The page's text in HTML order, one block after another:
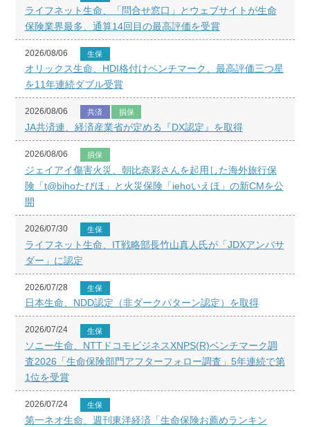
ライフネット生命、「問合せ窓口」とウェブサイトが生命
保険業界最多、通算14回目の最高評価を受賞
2026/08/06 生保
オリックス生命、HDI格付けベンチマーク、最高評価三つ星
を11年連続ダブル受賞
2026/08/06 共済 損保
JA共済連、経済産業省が定める『DX認定』を取得
2026/08/06 損保
ジェイアイ傷害火災、朝比奈彩さんを起用した海外旅行保
険「t@bihoたびほ」と火災保険「iehoいえほ」の新CMを公
開
2026/07/30 生保
ライフネット生命、IT戦略部長竹山真人氏が「JDXアンバサ
ダー」に認定
2026/07/28 生保
日本生命、NDD認定（非ダークパターン認定）を取得
2026/07/24 生保
ソニー生命、NTTドコモビジネスXNPS(R)ベンチマーク調
査2026「生命保険部門アフターフォロー調査」5年連続で第
1位を受賞
2026/07/24 生保
第一ネオ生命、週刊東洋経済「生命保険お薦めランキン